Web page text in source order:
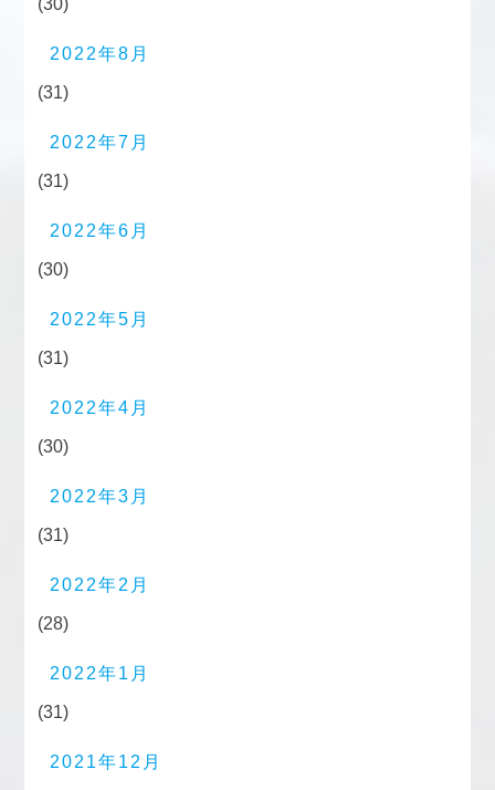
(30)
2022年8月
(31)
2022年7月
(31)
2022年6月
(30)
2022年5月
(31)
2022年4月
(30)
2022年3月
(31)
2022年2月
(28)
2022年1月
(31)
2021年12月